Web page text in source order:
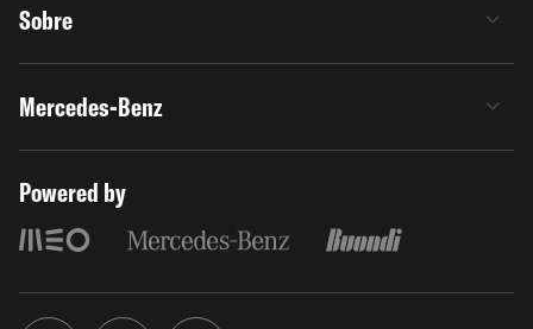
Sobre
Mercedes-Benz
Powered by